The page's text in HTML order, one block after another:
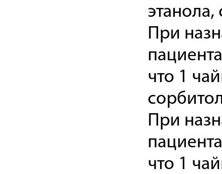
При
что 1
При
что 1